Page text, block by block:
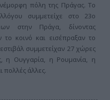
πόλη της Πράγας. Το
συμμετείχε στο 23ο
στην Πράγα, δίνοντας
κοινό και εισέπραξαν το
συμμετείχαν 27 χώρες
η Ουγγαρία, η Ρουμανία, η
πολλές άλλες.